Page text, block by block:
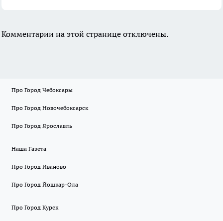
Комментарии на этой странице отключены.
Про Город Чебоксары
Про Город Новочебоксарск
Про Город Ярославль
Наша Газета
Про Город Иваново
Про Город Йошкар-Ола
Про Город Курск